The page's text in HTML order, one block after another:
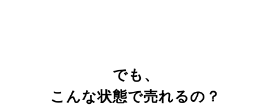
でも、
こんな状態で売れるの？